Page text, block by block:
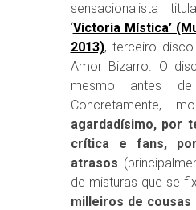
sensacionalista
‘Victoria Mística’
2013), terceiro
Amor Bizarro. O
mesmo antes
Concretamente,
agardadísimo, por
crítica e fans,
atrasos
de misturas que se
milleiros de cousas